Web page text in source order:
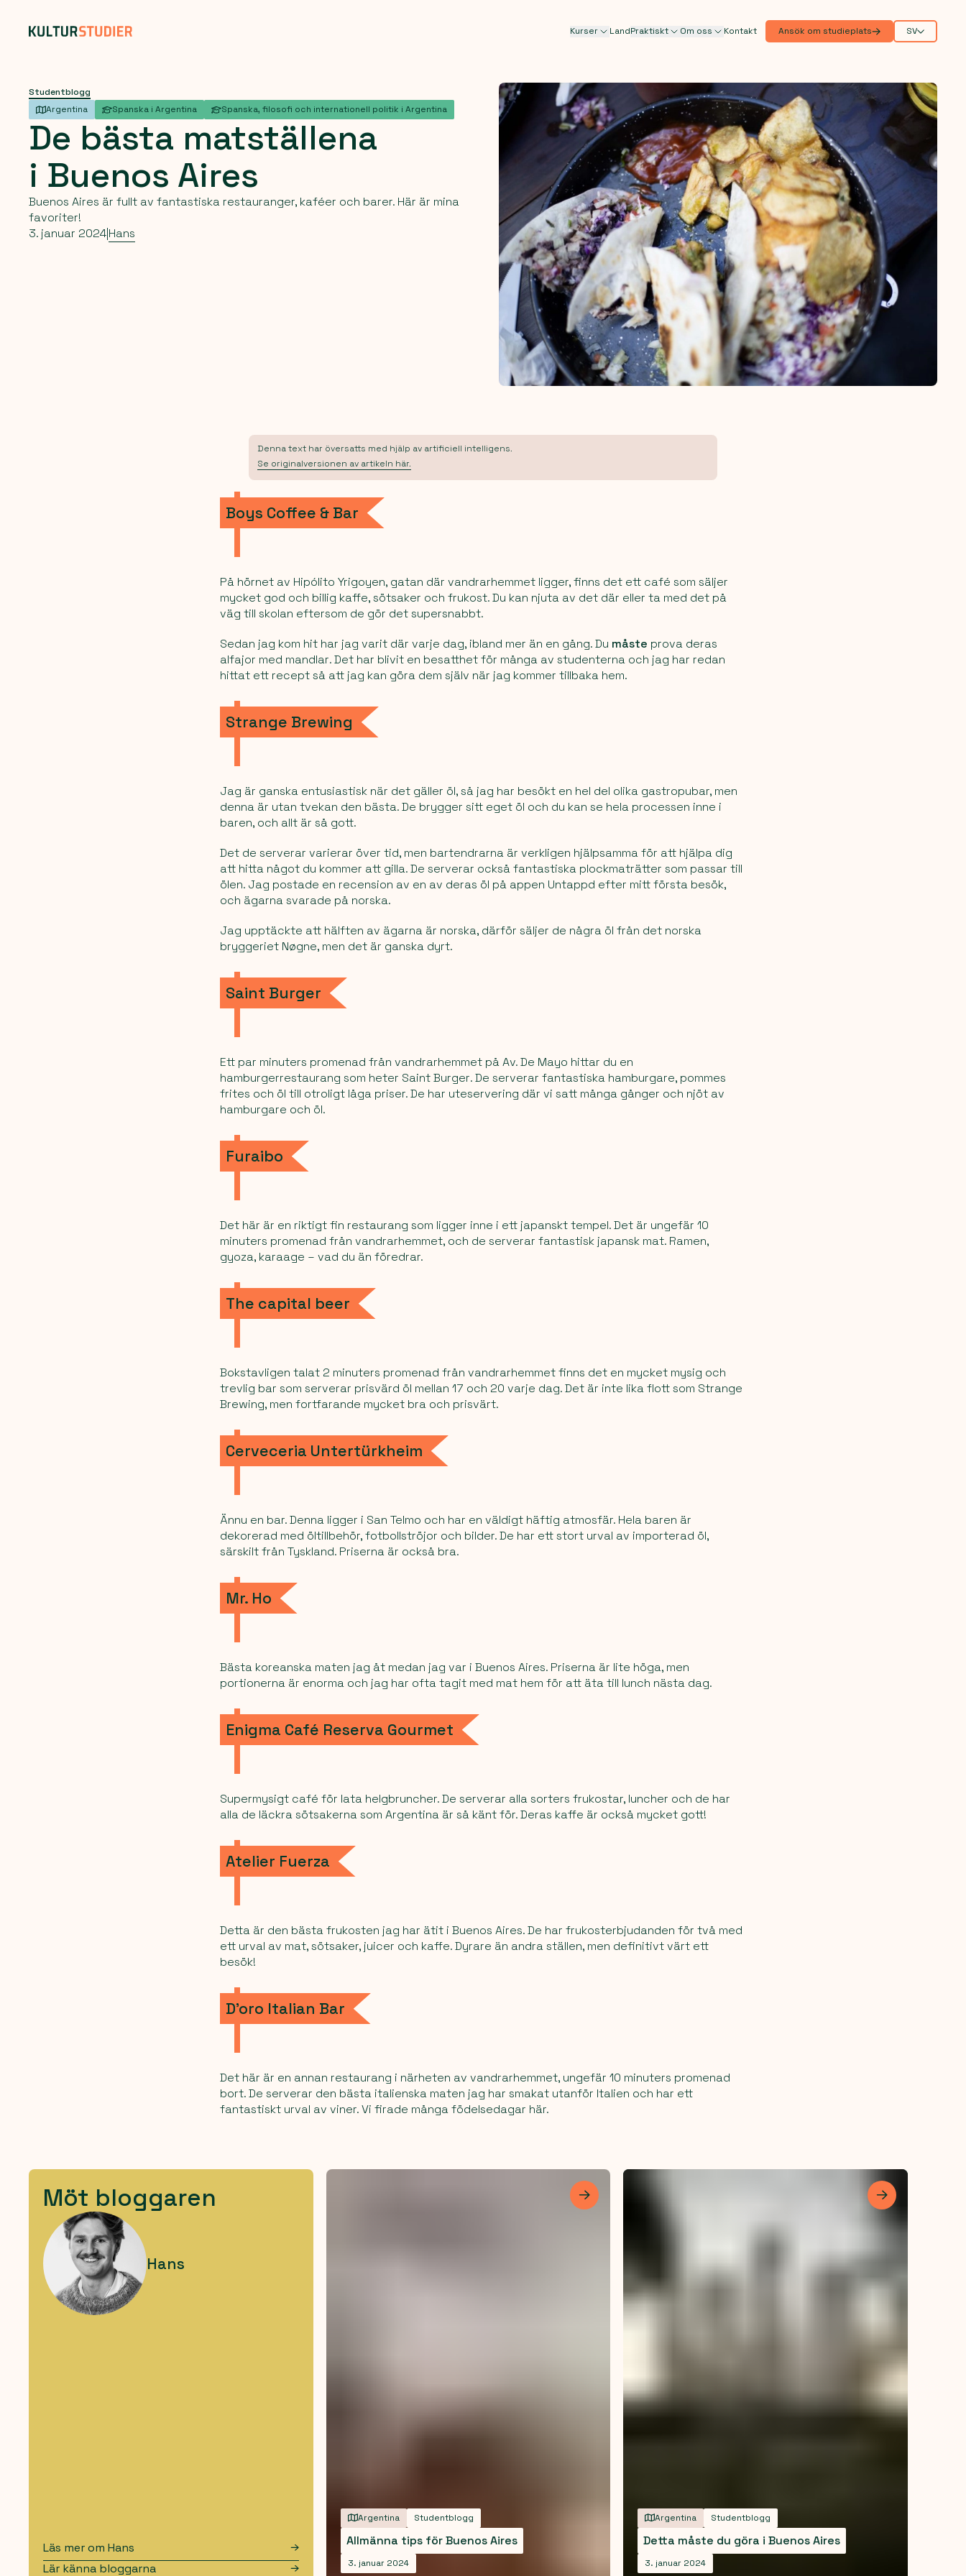
Kurser LandPraktiskt Om oss Kontakt Ansök om studieplats SV
Studentblogg
Argentina
Spanska i Argentina Spanska, filosofi och internationell politik i Argentina
De bästa matställena
i Buenos Aires
Buenos Aires är fullt av fantastiska restauranger, kaféer och barer. Här är mina
favoriter!
3. januar 2024Hans
Denna text har översatts med hjälp av artificiell intelligens.
Se originalversionen av artikeln här.
Boys Coffee & Bar
På hörnet av Hipólito Yrigoyen, gatan där vandrarhemmet ligger, finns det ett café som säljer
mycket god och billig kaffe, sötsaker och frukost. Du kan njuta av det där eller ta med det på
väg till skolan eftersom de gör det supersnabbt.
Sedan jag kom hit har jag varit där varje dag, ibland mer än en gång. Du måste prova deras
alfajor med mandlar. Det har blivit en besatthet för många av studenterna och jag har redan
hittat ett recept så att jag kan göra dem själv när jag kommer tillbaka hem.
Strange Brewing
Jag är ganska entusiastisk när det gäller öl, så jag har besökt en hel del olika gastropubar, men
denna är utan tvekan den bästa. De brygger sitt eget öl och du kan se hela processen inne i
baren, och allt är så gott.
Det de serverar varierar över tid, men bartendrarna är verkligen hjälpsamma för att hjälpa dig
att hitta något du kommer att gilla. De serverar också fantastiska plockmaträtter som passar till
ölen. Jag postade en recension av en av deras öl på appen Untappd efter mitt första besök,
och ägarna svarade på norska.
Jag upptäckte att hälften av ägarna är norska, därför säljer de några öl från det norska
bryggeriet Nøgne, men det är ganska dyrt.
Saint Burger
Ett par minuters promenad från vandrarhemmet på Av. De Mayo hittar du en
hamburgerrestaurang som heter Saint Burger. De serverar fantastiska hamburgare, pommes
frites och öl till otroligt låga priser. De har uteservering där vi satt många gånger och njöt av
hamburgare och öl.
Furaibo
Det här är en riktigt fin restaurang som ligger inne i ett japanskt tempel. Det är ungefär 10
minuters promenad från vandrarhemmet, och de serverar fantastisk japansk mat. Ramen,
gyoza, karaage – vad du än föredrar.
The capital beer
Bokstavligen talat 2 minuters promenad från vandrarhemmet finns det en mycket mysig och
trevlig bar som serverar prisvärd öl mellan 17 och 20 varje dag. Det är inte lika flott som Strange
Brewing, men fortfarande mycket bra och prisvärt.
Cerveceria Untertürkheim
Ännu en bar. Denna ligger i San Telmo och har en väldigt häftig atmosfär. Hela baren är
dekorerad med öltillbehör, fotbollströjor och bilder. De har ett stort urval av importerad öl,
särskilt från Tyskland. Priserna är också bra.
Mr. Ho
Bästa koreanska maten jag åt medan jag var i Buenos Aires. Priserna är lite höga, men
portionerna är enorma och jag har ofta tagit med mat hem för att äta till lunch nästa dag.
Enigma Café Reserva Gourmet
Supermysigt café för lata helgbruncher. De serverar alla sorters frukostar, luncher och de har
alla de läckra sötsakerna som Argentina är så känt för. Deras kaffe är också mycket gott!
Atelier Fuerza
Detta är den bästa frukosten jag har ätit i Buenos Aires. De har frukosterbjudanden för två med
ett urval av mat, sötsaker, juicer och kaffe. Dyrare än andra ställen, men definitivt värt ett
besök!
D’oro Italian Bar
Det här är en annan restaurang i närheten av vandrarhemmet, ungefär 10 minuters promenad
bort. De serverar den bästa italienska maten jag har smakat utanför Italien och har ett
fantastiskt urval av viner. Vi firade många födelsedagar här.
Möt bloggaren
Hans
Läs mer om Hans
Lär känna bloggarna
Les mer
Argentina Studentblogg
Allmänna tips för Buenos Aires
3. januar 2024
Les mer
Argentina Studentblogg
Detta måste du göra i Buenos Aires
3. januar 2024